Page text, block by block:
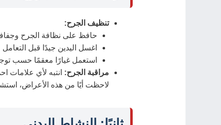
تنظيف الجرح:
حافظ على نظافة الجرح
اغسل اليدين جيدًا قبل
استعمل غيارًا معقمًا حسب
مراقبة الجرح: انتبه لأي علامات
لاحظت أيًا من هذه الأعراض،